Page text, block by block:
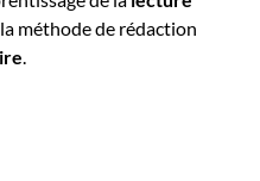
la méthode de rédaction